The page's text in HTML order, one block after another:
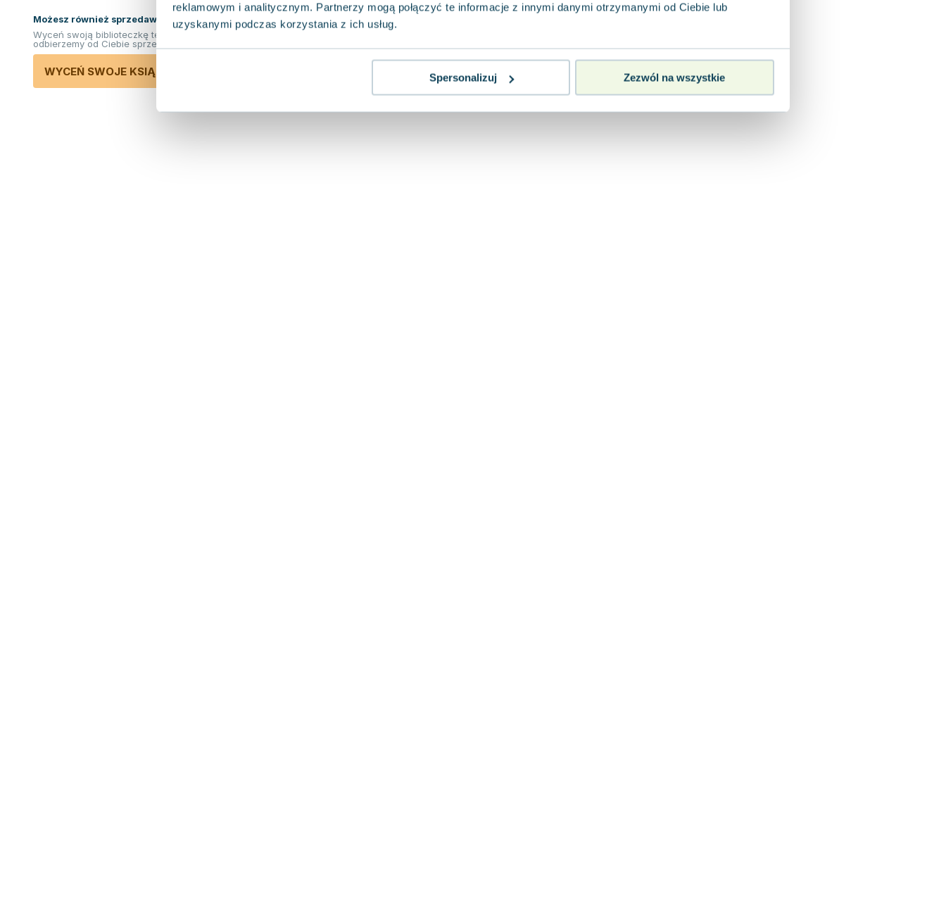
reklamowym i analitycznym. Partnerzy mogą połączyć te informacje z innymi danymi otrzymanymi od Ciebie lub
uzyskanymi podczas korzystania z ich usług.
Spersonalizuj Zezwól na wszystkie
Możesz również sprzedawać ksiązki!
Wyceń swoją biblioteczkę teraz. Odkupimy i
odbierzemy od Ciebie sprzedane książki.
WYCEŃ SWOJE KSIĄŻKI